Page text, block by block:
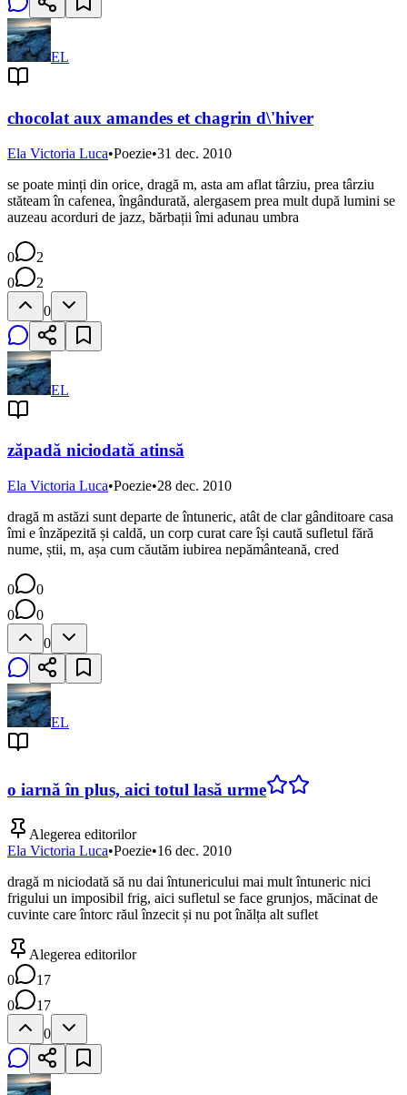
EL
chocolat aux amandes et chagrin d\'hiver
Ela Victoria Luca•Poezie•31 dec. 2010
se poate minți din orice, dragă m, asta am aflat târziu, prea târziu
stăteam în cafenea, îngândurată, alergasem prea mult după lumini se
auzeau acorduri de jazz, bărbații îmi adunau umbra
0
2
0
2
0
EL
zăpadă niciodată atinsă
Ela Victoria Luca•Poezie•28 dec. 2010
dragă m astăzi sunt departe de întuneric, atât de clar gânditoare casa
îmi e înzăpezită și caldă, un corp curat care își caută sufletul fără
nume, știi, m, așa cum căutăm iubirea nepământeană, cred
0
0
0
0
0
EL
o iarnă în plus, aici totul lasă urme
Alegerea editorilor
Ela Victoria Luca•Poezie•16 dec. 2010
dragă m niciodată să nu dai întunericului mai mult întuneric nici
frigului un imposibil frig, aici sufletul se face grunjos, măcinat de
cuvinte care întorc răul înzecit și nu pot înălța alt suflet
Alegerea editorilor
0
17
0
17
0